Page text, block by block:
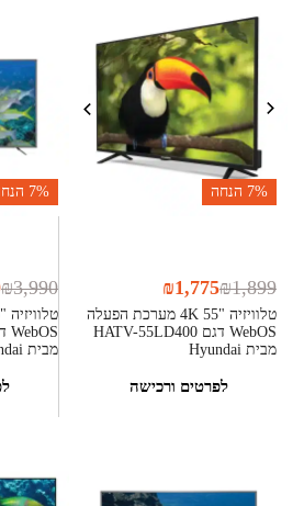
7% הנחה
טלוויזיה "55 4K מערכת הפעלה
WebOS דגם HATV-55LD400
מבית Hyundai
₪1,899
₪1,775
לפרטים ורכישה
7%
מבית Hyundai
₪3,990